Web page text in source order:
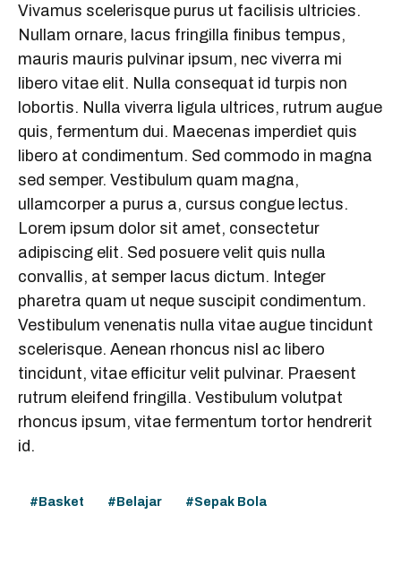
Vivamus scelerisque purus ut facilisis ultricies.
Nullam ornare, lacus fringilla finibus tempus,
mauris mauris pulvinar ipsum, nec viverra mi
libero vitae elit. Nulla consequat id turpis non
lobortis. Nulla viverra ligula ultrices, rutrum augue
quis, fermentum dui. Maecenas imperdiet quis
libero at condimentum. Sed commodo in magna
sed semper. Vestibulum quam magna,
ullamcorper a purus a, cursus congue lectus.
Lorem ipsum dolor sit amet, consectetur
adipiscing elit. Sed posuere velit quis nulla
convallis, at semper lacus dictum. Integer
pharetra quam ut neque suscipit condimentum.
Vestibulum venenatis nulla vitae augue tincidunt
scelerisque. Aenean rhoncus nisl ac libero
tincidunt, vitae efficitur velit pulvinar. Praesent
rutrum eleifend fringilla. Vestibulum volutpat
rhoncus ipsum, vitae fermentum tortor hendrerit
id.
Basket Belajar Sepak Bola